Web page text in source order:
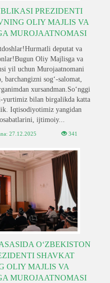
PREZIDENTI
OLIY MAJLIS VA
MUROJAATNOMASI
deputat va
Oliy Majlisga va
yil uchun Murojaatnomani
barchangizni sogʻ-salomat,
xursandman.Soʻnggi
yurtimiz bilan birgalikda katta
Iqtisodiyotimiz yangidan
ijtimoiy...
27.12.2025 341
O‘ZBEKISTON
SHAVKAT
OLIY MAJLIS VA
MUROJAATNOMASI